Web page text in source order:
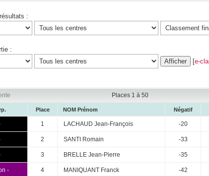
:
:
[e-
Places 1 à 50
Place NOM Prénom Négatif
1 LACHAUD Jean-François -20
2 SANTI Romain -33
3 BRELLE Jean-Pierre -35
- 4 MANIQUANT Franck -42